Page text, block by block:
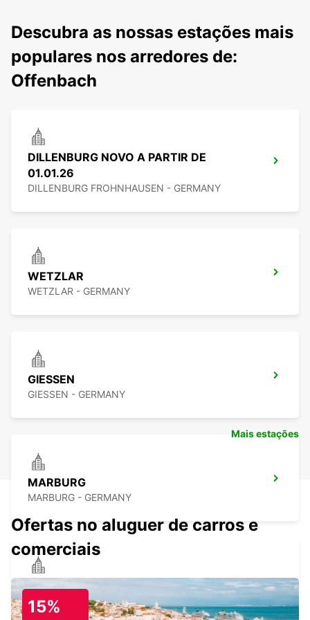
Descubra as nossas estações mais
populares nos arredores de:
Offenbach
DILLENBURG NOVO A PARTIR DE
01.01.26
DILLENBURG FROHNHAUSEN - GERMANY
WETZLAR
WETZLAR - GERMANY
GIESSEN
GIESSEN - GERMANY
MARBURG
MARBURG - GERMANY
SIEGEN
SIEGEN - GERMANY
Mais estações
Ofertas no aluguer de carros e
comerciais
15%